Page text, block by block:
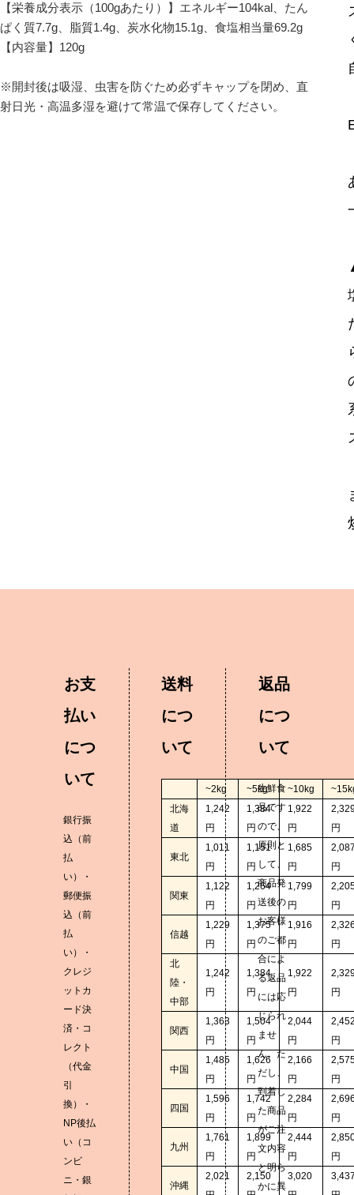
【栄養成分表示（100gあたり）】エネルギー104kal、たん
ぱく質7.7g、脂質1.4g、炭水化物15.1g、食塩相当量69.2g
【内容量】120g
※開封後は吸湿、虫害を防ぐため必ずキャップを閉め、直
射日光・高温多湿を避けて常温で保存してください。
お支
払い
につ
いて
銀行振
込（前
払
い）・
郵便振
込（前
払
い）・
クレジ
ットカ
ード決
済・コ
レクト
（代金
引
換）・
NP後払
い（コ
ンビ
ニ・銀
送料
につ
いて
~2kg ~5kg ~10kg
北海
道
1,242
円
1,384
円
1,922
円
円
東北
1,011
円
1,151
円
1,685
円
円
関東
1,122
円
1,264
円
1,799
円
円
信越
1,229
円
1,375
円
1,916
円
円
北
陸・
中部
1,242
円
1,384
円
1,922
円
円
関西
1,363
円
1,504
円
2,044
円
円
中国
1,485
円
1,626
円
2,166
円
円
四国
1,596
円
1,742
円
2,284
円
円
九州
1,761
円
1,899
円
2,444
円
円
沖縄
2,021
2,150
3,020
返品
につ
いて
生鮮食
品です
ので、
原則と
して、
商品発
送後の
お客様
のご都
合によ
る返品
には応
じられ
ませ
ん。た
だし、
到着し
た商品
がご注
文内容
と明ら
かに異